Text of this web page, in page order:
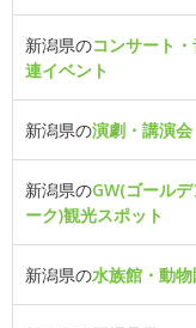
新潟県のコンサート
連イベント
新潟県の演劇・講演会
新潟県のGW(ゴール
ーク)観光スポット
新潟県の水族館・動